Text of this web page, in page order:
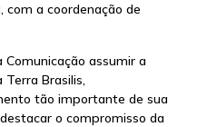
a coordenação de
Comunicação assumir a
Brasilis,
tão importante de sua
o compromisso da